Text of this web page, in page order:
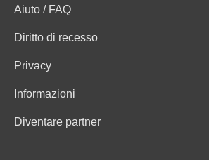
Aiuto / FAQ
Diritto di recesso
Privacy
Informazioni
Diventare partner